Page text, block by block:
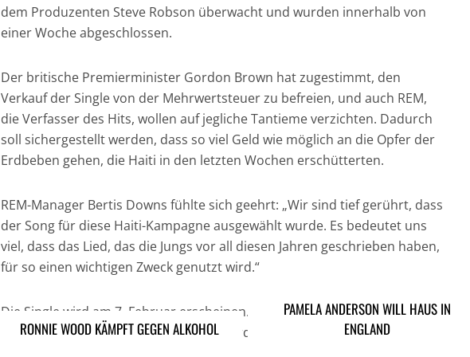
dem Produzenten Steve Robson überwacht und wurden innerhalb von
einer Woche abgeschlossen.
Der britische Premierminister Gordon Brown hat zugestimmt, den
Verkauf der Single von der Mehrwertsteuer zu befreien, und auch REM,
die Verfasser des Hits, wollen auf jegliche Tantieme verzichten. Dadurch
soll sichergestellt werden, dass so viel Geld wie möglich an die Opfer der
Erdbeben gehen, die Haiti in den letzten Wochen erschütterten.
REM-Manager Bertis Downs fühlte sich geehrt: „Wir sind tief gerührt, dass
der Song für diese Haiti-Kampagne ausgewählt wurde. Es bedeutet uns
viel, dass das Lied, das die Jungs vor all diesen Jahren geschrieben haben,
für so einen wichtigen Zweck genutzt wird.“
Die Single wird am 7. Februar erscheinen. Am 16. Februar wird der Song
höchstwahrscheinlich bei den BRIT Awards aufgeführt werden.
RONNIE WOOD KÄMPFT GEGEN ALKOHOL
PAMELA ANDERSON WILL HAUS IN
ENGLAND